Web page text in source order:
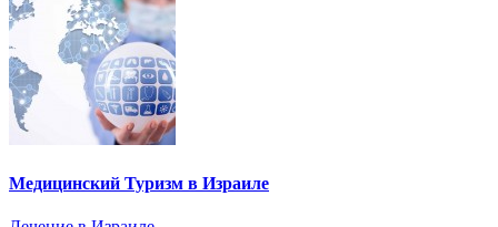
Медицинский Туризм в Израиле